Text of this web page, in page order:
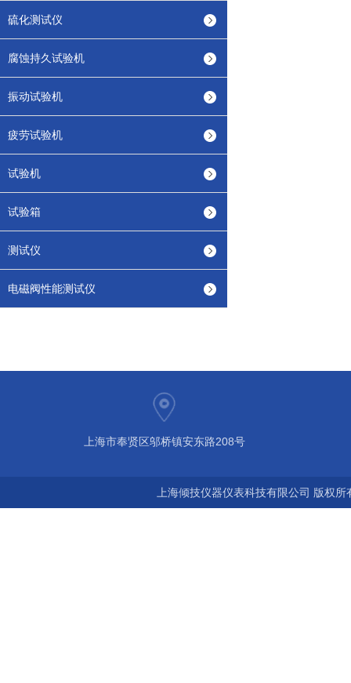
硫化测试仪
腐蚀持久试验机
振动试验机
疲劳试验机
试验机
试验箱
测试仪
电磁阀性能测试仪
上海市奉贤区邬桥镇安东路208号
上海倾技仪器仪表科技有限公司 版权